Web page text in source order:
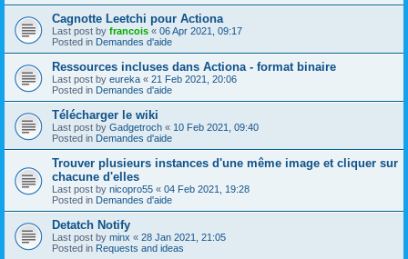
Cagnotte Leetchi pour Actiona
Last post by francois « 06 Apr 2021, 09:17
Posted in Demandes d'aide
Ressources incluses dans Actiona - format binaire
Last post by eureka « 21 Feb 2021, 20:06
Posted in Demandes d'aide
Télécharger le wiki
Last post by Gadgetroch « 10 Feb 2021, 09:40
Posted in Demandes d'aide
Trouver plusieurs instances d'une même image et cliquer sur
chacune d'elles
Last post by nicopro55 « 04 Feb 2021, 19:28
Posted in Demandes d'aide
Detatch Notify
Last post by minx « 28 Jan 2021, 21:05
Posted in Requests and ideas